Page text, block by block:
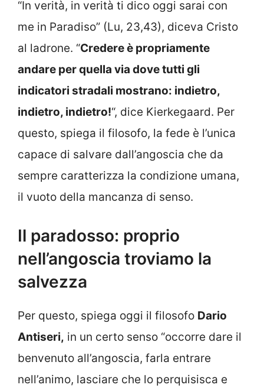
“In verità, in verità ti dico oggi sarai con
me in Paradiso” (Lu, 23,43), diceva Cristo
al ladrone. “Credere è propriamente
andare per quella via dove tutti gli
indicatori stradali mostrano: indietro,
indietro, indietro!“, dice Kierkegaard. Per
questo, spiega il filosofo, la fede è l’unica
capace di salvare dall’angoscia che da
sempre caratterizza la condizione umana,
il vuoto della mancanza di senso.
Il paradosso: proprio
nell’angoscia troviamo la
salvezza
Per questo, spiega oggi il filosofo Dario
Antiseri, in un certo senso “occorre dare il
benvenuto all’angoscia, farla entrare
nell’animo, lasciare che lo perquisisca e